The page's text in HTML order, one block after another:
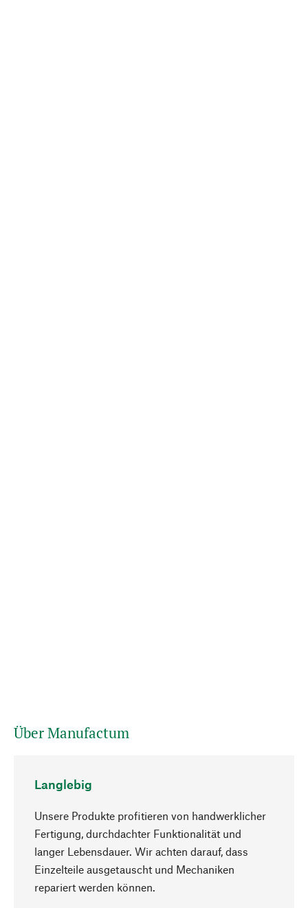
Über Manufactum
Langlebig
Unsere Produkte profitieren von handwerklicher
Fertigung, durchdachter Funktionalität und
langer Lebensdauer. Wir achten darauf, dass
Einzelteile ausgetauscht und Mechaniken
repariert werden können.